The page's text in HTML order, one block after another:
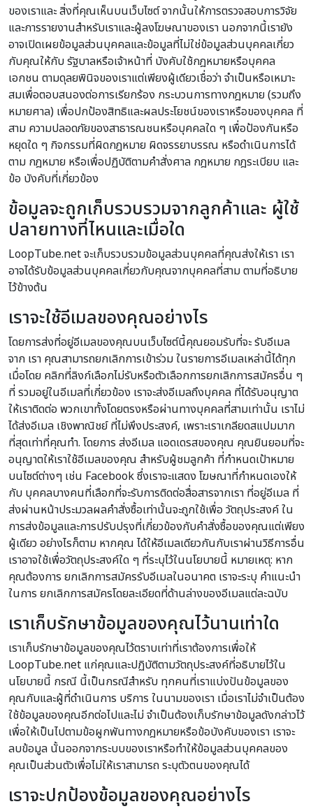
ของเราและ สิ่งที่คุณเห็นบนเว็บไซต์ จากนั้นให้การตรวจสอบการวิจัย
และการรายงานสำหรับเราและผู้ลงโฆษณาของเรา นอกจากนี้เรายัง
อาจเปิดเผยข้อมูลส่วนบุคคลและข้อมูลที่ไม่ใช่ข้อมูลส่วนบุคคลเกี่ยว
กับคุณให้กับ รัฐบาลหรือเจ้าหน้าที่ บังคับใช้กฎหมายหรือบุคคล
เอกชน ตามดุลยพินิจของเราแต่เพียงผู้เดียวเชื่อว่า จำเป็นหรือเหมาะ
สมเพื่อตอบสนองต่อการเรียกร้อง กระบวนการทางกฎหมาย (รวมถึง
หมายศาล) เพื่อปกป้องสิทธิและผลประโยชน์ของเราหรือของบุคคล ที่
สาม ความปลอดภัยของสาธารณชนหรือบุคคลใด ๆ เพื่อป้องกันหรือ
หยุดใด ๆ กิจกรรมที่ผิดกฎหมาย ผิดจรรยาบรรณ หรือดำเนินการได้
ตาม กฎหมาย หรือเพื่อปฏิบัติตามคำสั่งศาล กฎหมาย กฎระเบียบ และ
ข้อ บังคับที่เกี่ยวข้อง
ข้อมูลจะถูกเก็บรวบรวมจากลูกค้าและ ผู้ใช้
ปลายทางที่ไหนและเมื่อใด
LoopTube.net จะเก็บรวบรวมข้อมูลส่วนบุคคลที่คุณส่งให้เรา เรา
อาจได้รับข้อมูลส่วนบุคคลเกี่ยวกับคุณจากบุคคลที่สาม ตามที่อธิบาย
ไว้ข้างต้น
เราจะใช้อีเมลของคุณอย่างไร
โดยการส่งที่อยู่อีเมลของคุณบนเว็บไซต์นี้คุณยอมรับที่จะ รับอีเมล
จาก เรา คุณสามารถยกเลิกการเข้าร่วม ในรายการอีเมลเหล่านี้ได้ทุก
เมื่อโดย คลิกที่ลิงก์เลือกไม่รับหรือตัวเลือกการยกเลิกการสมัครอื่น ๆ
ที่ รวมอยู่ในอีเมลที่เกี่ยวข้อง เราจะส่งอีเมลถึงบุคคล ที่ได้รับอนุญาต
ให้เราติดต่อ พวกเขาทั้งโดยตรงหรือผ่านทางบุคคลที่สามเท่านั้น เราไม่
ได้ส่งอีเมล เชิงพาณิชย์ ที่ไม่พึงประสงค์, เพราะเราเกลียดสแปมมาก
ที่สุดเท่าที่คุณทำ. โดยการ ส่งอีเมล แอดเดรสของคุณ คุณยินยอมที่จะ
อนุญาตให้เราใช้อีเมลของคุณ สำหรับผู้ชมลูกค้า ที่กำหนดเป้าหมาย
บนไซต์ต่างๆ เช่น Facebook ซึ่งเราจะแสดง โฆษณาที่กำหนดเองให้
กับ บุคคลบางคนที่เลือกที่จะรับการติดต่อสื่อสารจากเรา ที่อยู่อีเมล ที่
ส่งผ่านหน้าประมวลผลคำสั่งซื้อเท่านั้นจะถูกใช้เพื่อ วัตถุประสงค์ ใน
การส่งข้อมูลและการปรับปรุงที่เกี่ยวข้องกับคำสั่งซื้อของคุณแต่เพียง
ผู้เดียว อย่างไรก็ตาม หากคุณ ได้ให้อีเมลเดียวกันกับเราผ่านวิธีการอื่น
เราอาจใช้เพื่อวัตถุประสงค์ใด ๆ ที่ระบุไว้ในนโยบายนี้ หมายเหตุ: หาก
คุณต้องการ ยกเลิกการสมัครรับอีเมลในอนาคต เราจะระบุ คำแนะนำ
ในการ ยกเลิกการสมัครโดยละเอียดที่ด้านล่างของอีเมลแต่ละฉบับ
เราเก็บรักษาข้อมูลของคุณไว้นานเท่าใด
เราเก็บรักษาข้อมูลของคุณไว้ตราบเท่าที่เราต้องการเพื่อให้
LoopTube.net แก่คุณและปฏิบัติตามวัตถุประสงค์ที่อธิบายไว้ใน
นโยบายนี้ กรณี นี้เป็นกรณีสำหรับ ทุกคนที่เราแบ่งปันข้อมูลของ
คุณกับและผู้ที่ดำเนินการ บริการ ในนามของเรา เมื่อเราไม่จำเป็นต้อง
ใช้ข้อมูลของคุณอีกต่อไปและไม่ จำเป็นต้องเก็บรักษาข้อมูลดังกล่าวไว้
เพื่อให้เป็นไปตามข้อผูกพันทางกฎหมายหรือข้อบังคับของเรา เราจะ
ลบข้อมูล นั้นออกจากระบบของเราหรือทำให้ข้อมูลส่วนบุคคลของ
คุณเป็นส่วนตัวเพื่อไม่ให้เราสามารถ ระบุตัวตนของคุณได้
เราจะปกป้องข้อมูลของคุณอย่างไร